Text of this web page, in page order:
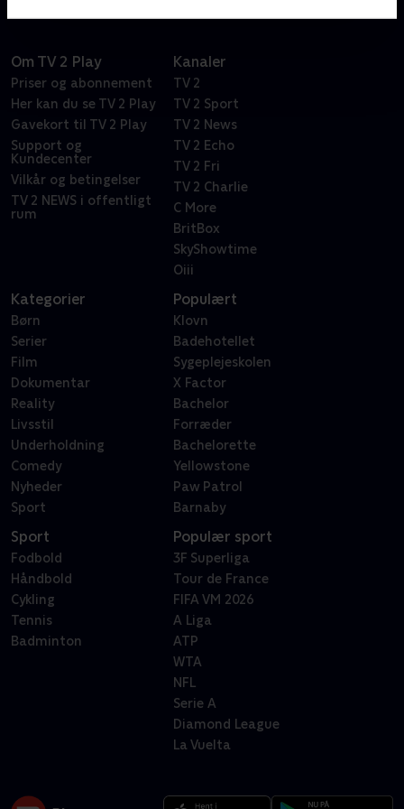
Om TV 2 Play
Priser og abonnement
Her kan du se TV 2 Play
Gavekort til TV 2 Play
Support og
Kundecenter
Vilkår og betingelser
TV 2 NEWS i offentligt
rum
Kanaler
TV 2
TV 2 Sport
TV 2 News
TV 2 Echo
TV 2 Fri
TV 2 Charlie
C More
BritBox
SkyShowtime
Oiii
Kategorier
Børn
Serier
Film
Dokumentar
Reality
Livsstil
Underholdning
Comedy
Nyheder
Sport
Populært
Klovn
Badehotellet
Sygeplejeskolen
X Factor
Bachelor
Forræder
Bachelorette
Yellowstone
Paw Patrol
Barnaby
Sport
Fodbold
Håndbold
Cykling
Tennis
Badminton
Populær sport
3F Superliga
Tour de France
FIFA VM 2026
A Liga
ATP
WTA
NFL
Serie A
Diamond League
La Vuelta